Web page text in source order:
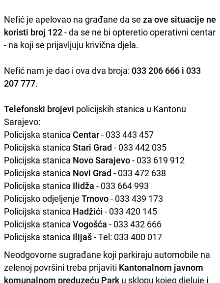
Nefić je apelovao na građane da se za ove situacije ne
koristi broj 122- da se ne bi opteretio operativni centar
- na koji se prijavljuju krivična djela.
Nefić nam je dao i ova dva broja: 033 206 666 i 033
207 777.
Telefonski brojevi policijskih stanica u Kantonu
Sarajevo:
Policijska stanica Centar- 033 443 457
Policijska stanica Stari Grad - 033 442 035
Policijska stanica Novo Sarajevo- 033 619 912
Policijska stanica Novi Grad - 033 472 638
Policijska stanica Ilidža - 033 664 993
Policijsko odjeljenje Trnovo- 033 439 173
Policijska stanica Hadžići - 033 420 145
Policijska stanica Vogošća - 033 432 666
Policijska stanica Ilijaš- Tel: 033 400 017
Neodgovorne sugrađane koji parkiraju automobile na
zelenoj površini treba prijaviti Kantonalnom javnom
komunalnom preduzeću Park u sklopu kojeg djeluje i